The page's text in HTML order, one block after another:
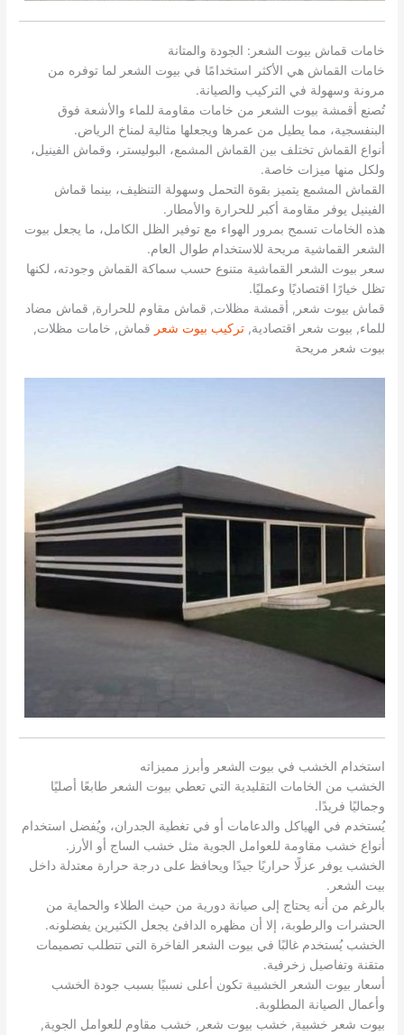
خامات قماش بيوت الشعر: الجودة والمتانة
خامات القماش هي الأكثر استخدامًا في بيوت الشعر لما توفره من
مرونة وسهولة في التركيب والصيانة.
تُصنع أقمشة بيوت الشعر من خامات مقاومة للماء والأشعة فوق
البنفسجية، مما يطيل من عمرها ويجعلها مثالية لمناخ الرياض.
أنواع القماش تختلف بين القماش المشمع، البوليستر، وقماش الفينيل،
ولكل منها ميزات خاصة.
القماش المشمع يتميز بقوة التحمل وسهولة التنظيف، بينما قماش
الفينيل يوفر مقاومة أكبر للحرارة والأمطار.
هذه الخامات تسمح بمرور الهواء مع توفير الظل الكامل، ما يجعل بيوت
الشعر القماشية مريحة للاستخدام طوال العام.
سعر بيوت الشعر القماشية متنوع حسب سماكة القماش وجودته، لكنها
تظل خيارًا اقتصاديًا وعمليًا.
قماش بيوت شعر, أقمشة مظلات, قماش مقاوم للحرارة, قماش مضاد
للماء, بيوت شعر اقتصادية,تركيب بيوت شعر قماش, خامات مظلات,
بيوت شعر مريحة
استخدام الخشب في بيوت الشعر وأبرز مميزاته
الخشب من الخامات التقليدية التي تعطي بيوت الشعر طابعًا أصليًا
وجماليًا فريدًا.
يُستخدم في الهياكل والدعامات أو في تغطية الجدران، ويُفضل استخدام
أنواع خشب مقاومة للعوامل الجوية مثل خشب الساج أو الأرز.
الخشب يوفر عزلًا حراريًا جيدًا ويحافظ على درجة حرارة معتدلة داخل
بيت الشعر.
بالرغم من أنه يحتاج إلى صيانة دورية من حيث الطلاء والحماية من
الحشرات والرطوبة، إلا أن مظهره الدافئ يجعل الكثيرين يفضلونه.
الخشب يُستخدم غالبًا في بيوت الشعر الفاخرة التي تتطلب تصميمات
متقنة وتفاصيل زخرفية.
أسعار بيوت الشعر الخشبية تكون أعلى نسبيًا بسبب جودة الخشب
وأعمال الصيانة المطلوبة.
بيوت شعر خشبية, خشب بيوت شعر, خشب مقاوم للعوامل الجوية,